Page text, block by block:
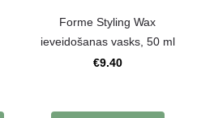
Forme Styling Wax
ieveidošanas vasks, 50 ml
€9.40